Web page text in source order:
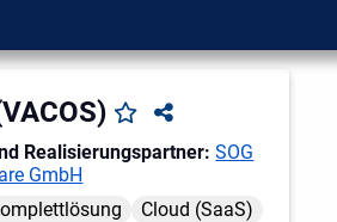
Realisierungspartner: SOG
GmbH
Cloud (SaaS)